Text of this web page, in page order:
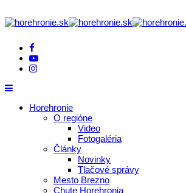
Horehronie
O regióne
Video
Fotogaléria
Články
Novinky
Tlačové správy
Mesto Brezno
Chute Horehronia